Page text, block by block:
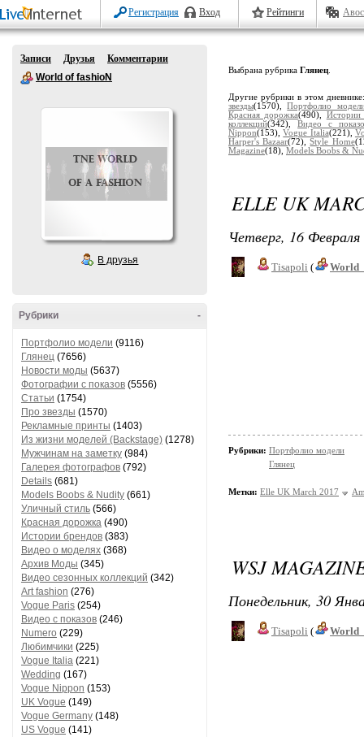
Регистрация Вход Рейтинги
Записи Друзья
Комментарии
World of fashioN
В друзья
-
Рубрики
Портфолио модели (9116)
Глянец (7656)
Новости моды (5637)
Фотографии с показов (5556)
Статьи (1754)
Про звезды (1570)
Рекламные принты (1403)
Из жизни моделей (Backstage) (1278)
Мужчинам на заметку (984)
Галерея фотографов (792)
Details (681)
Models Boobs & Nudity (661)
Уличный стиль (566)
Красная дорожка (490)
Истории брендов (383)
Видео о моделях (368)
Архив Моды (345)
Видео сезонных коллекций (342)
Art fashion (276)
Vogue Paris (254)
Видео с показов (246)
Numero (229)
Любимчики (225)
Vogue Italia (221)
Wedding (167)
Vogue Nippon (153)
UK Vogue (149)
Vogue Germany (148)
US Vogue (141)
Выбрана рубрика Глянец
Другие рубрики в этом
звезды(1570),Портфолио
Красная дорожка(490), Истории
коллекций(342),Видео с
Nippon(153),Vogue Italia(221),
Harper's Bazaar(72),Style Home
Magazine(18), Models Boobs &
ELLE UK
Четверг, 16
Tisapoli (
Рубрики: Портфолио модели
Глянец
Метки: Elle UK March 2017
WSJ
Понедельник, 30
Tisapoli (